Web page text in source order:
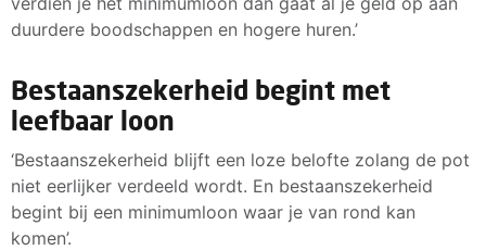
duurdere boodschappen en hogere huren.’
Bestaanszekerheid begint met
leefbaar loon
‘Bestaanszekerheid blijft een loze belofte zolang de pot
niet eerlijker verdeeld wordt. En bestaanszekerheid
begint bij een minimumloon waar je van rond kan
komen’.